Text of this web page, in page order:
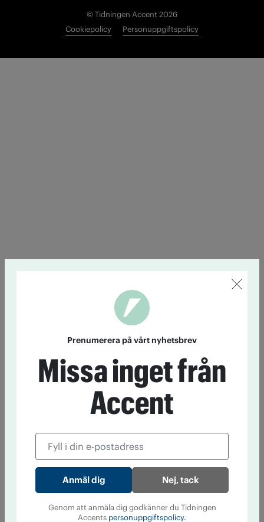
© Tidningen Accent 2026
Cookiepolicy
Personuppgiftspolicy
Prenumerera på vårt nyhetsbrev
Missa inget från
Accent
Nej, tack
Genom att anmäla dig godkänner du Tidningen
Accents personuppgiftspolicy.